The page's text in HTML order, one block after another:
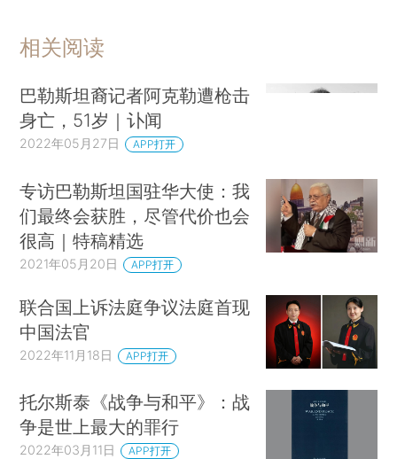
相关阅读
巴勒斯坦裔记者阿克勒遭枪击
身亡，51岁｜讣闻
2022年05月27日 APP打开
专访巴勒斯坦国驻华大使：我
们最终会获胜，尽管代价也会
很高｜特稿精选
2021年05月20日 APP打开
联合国上诉法庭争议法庭首现
中国法官
2022年11月18日 APP打开
托尔斯泰《战争与和平》：战
争是世上最大的罪行
2022年03月11日 APP打开